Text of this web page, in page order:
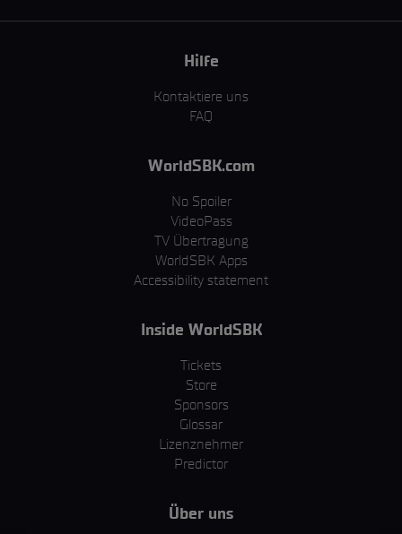
Hilfe
Kontaktiere uns
FAQ
WorldSBK.com
No Spoiler
VideoPass
TV Übertragung
WorldSBK Apps
Accessibility statement
Inside WorldSBK
Tickets
Store
Sponsors
Glossar
Lizenznehmer
Predictor
Über uns